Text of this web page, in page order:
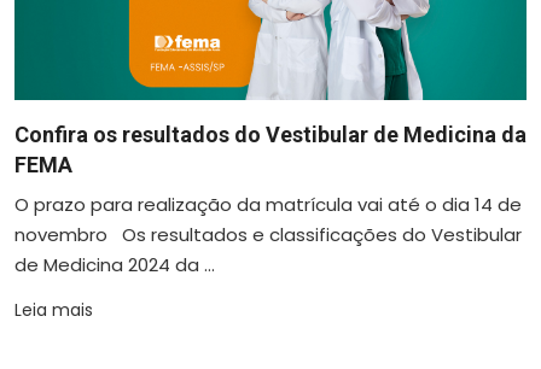
Confira os resultados do Vestibular de Medicina da
FEMA
O prazo para realização da matrícula vai até o dia 14 de
novembro Os resultados e classificações do Vestibular
de Medicina 2024 da ...
Leia mais